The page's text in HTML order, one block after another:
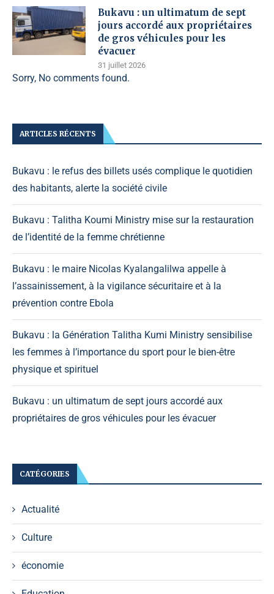
Bukavu : un ultimatum de sept
jours accordé aux propriétaires
de gros véhicules pour les
évacuer
31 juillet 2026
Sorry, No comments found.
ARTICLES RÉCENTS
Bukavu : le refus des billets usés complique le quotidien
des habitants, alerte la société civile
Bukavu : Talitha Koumi Ministry mise sur la restauration
de l’identité de la femme chrétienne
Bukavu : le maire Nicolas Kyalangalilwa appelle à
l’assainissement, à la vigilance sécuritaire et à la
prévention contre Ebola
Bukavu : la Génération Talitha Kumi Ministry sensibilise
les femmes à l’importance du sport pour le bien-être
physique et spirituel
Bukavu : un ultimatum de sept jours accordé aux
propriétaires de gros véhicules pour les évacuer
CATÉGORIES
Actualité
Culture
économie